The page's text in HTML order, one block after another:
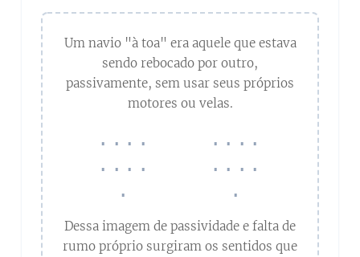
Um navio "à toa" era aquele que estava
sendo rebocado por outro,
passivamente, sem usar seus próprios
motores ou velas.
....
....
.
....
....
.
Dessa imagem de passividade e falta de
rumo próprio surgiram os sentidos que